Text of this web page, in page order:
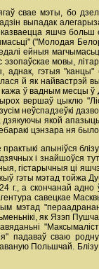
свае мэты, бо
выпадак
яшчэ
("Молодая
ейныя
мовы,
гэтыя
й як
ў вадным месцы ў
вершаў
неўспадзеўкі
якой
цэнзара ня было
апыніўся
i знайшоўся
гістарычныя ці
гэты мэтад тойжа
а скончанай
савецкае
мэтад
як Язэп
сваю
Польшчай.